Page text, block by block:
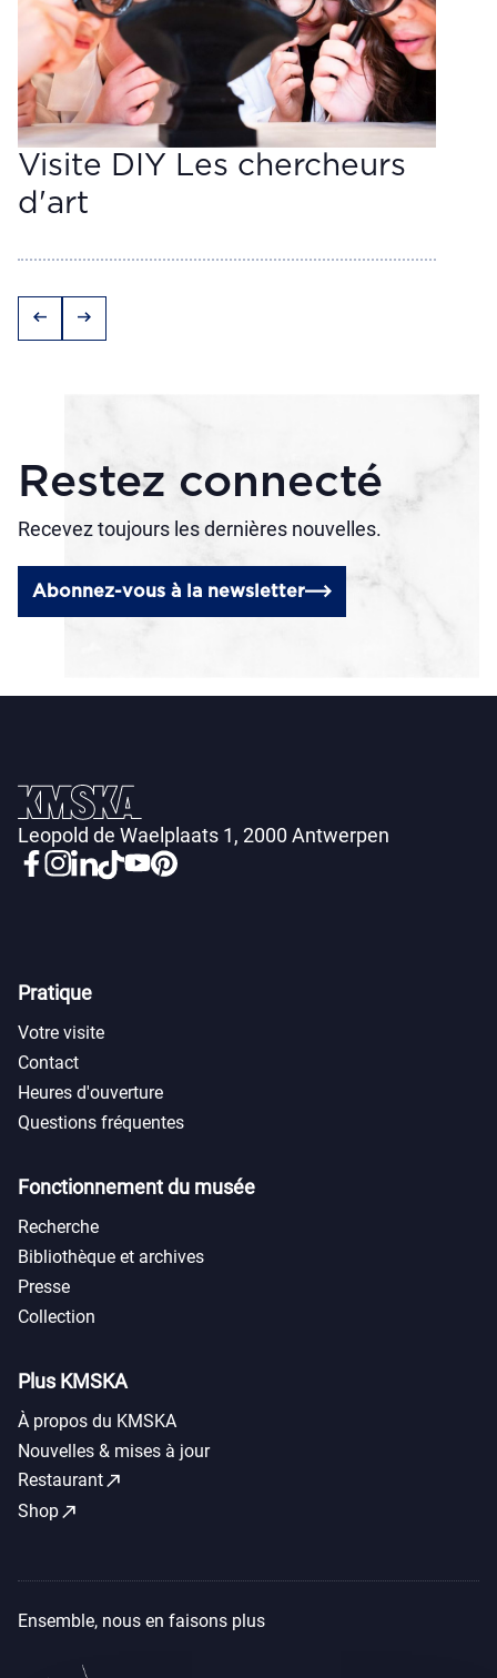
Visite DIY Les chercheurs
d'art
arrow_left_alt arrow_right_alt
Restez connecté
Recevez toujours les dernières nouvelles.
Abonnez-vous à la newsletter
Leopold de Waelplaats 1, 2000 Antwerpen
Pratique
Votre visite
Contact
Heures d'ouverture
Questions fréquentes
Fonctionnement du musée
Recherche
Bibliothèque et archives
Presse
Collection
Plus KMSKA
À propos du KMSKA
Nouvelles & mises à jour
Restaurantcall_made
Shopcall_made
Ensemble, nous en faisons plus